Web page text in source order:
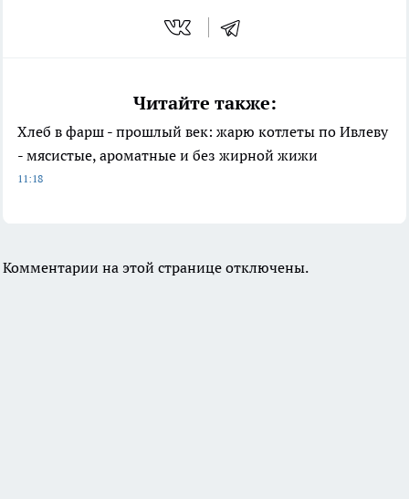
Читайте также:
Хлеб в фарш - прошлый век: жарю котлеты по Ивлеву
- мясистые, ароматные и без жирной жижи
11:18
Комментарии на этой странице отключены.